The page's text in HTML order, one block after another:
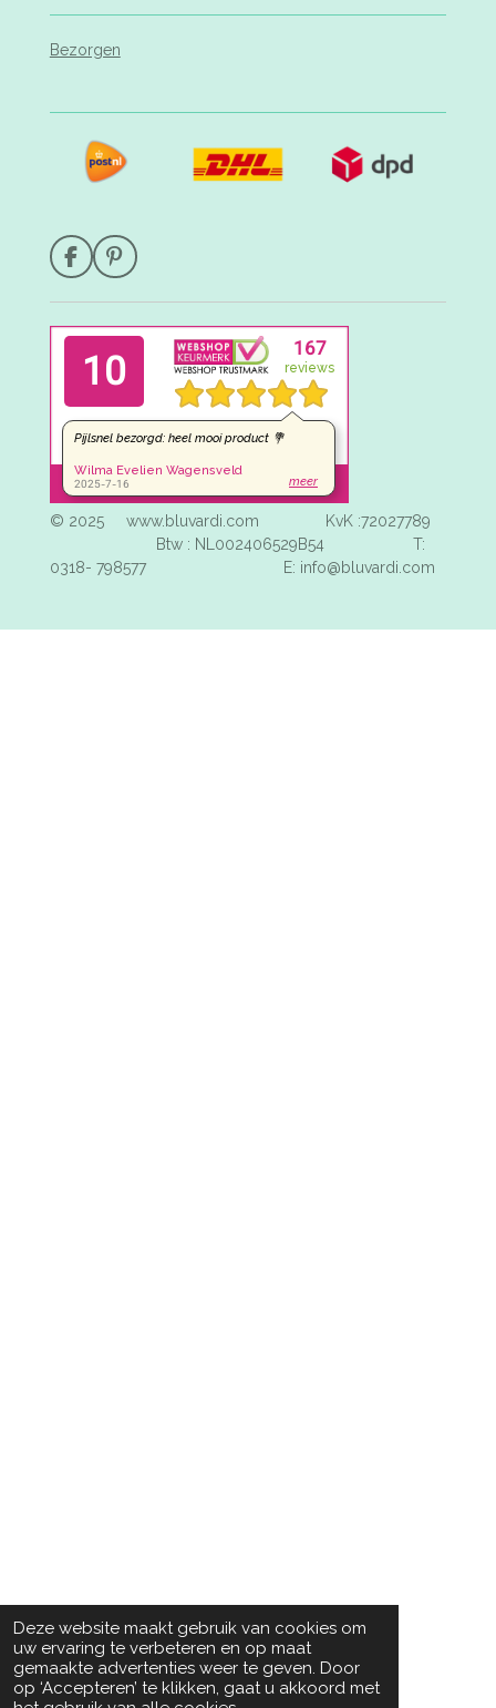
Deze website maakt gebruik van cookies om
uw ervaring te verbeteren en op maat
gemaakte advertenties weer te geven. Door
op ‘Accepteren’ te klikken, gaat u akkoord met
Bezorgen
F
c
e
b
k
P
n
t
r
e
s
t
© 2025 www.bluvardi.com KvK :72027789
Btw : NL002406529B54 T:
0318- 798577 E: info@bluvardi.com